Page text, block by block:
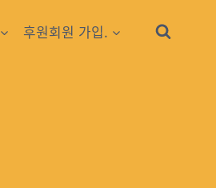
후원회원 가입.